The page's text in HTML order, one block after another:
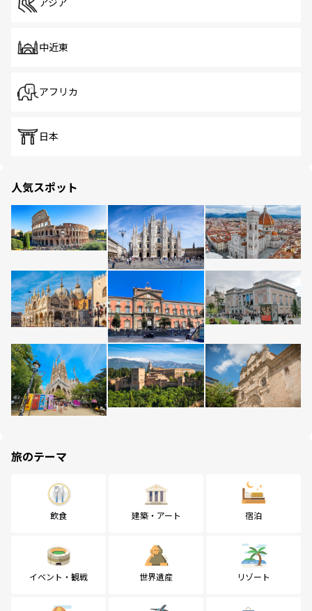
アジア
中近東
アフリカ
日本
人気スポット
旅のテーマ
飲食 建築・アート 宿泊
イベント・観戦 世界遺産 リゾート